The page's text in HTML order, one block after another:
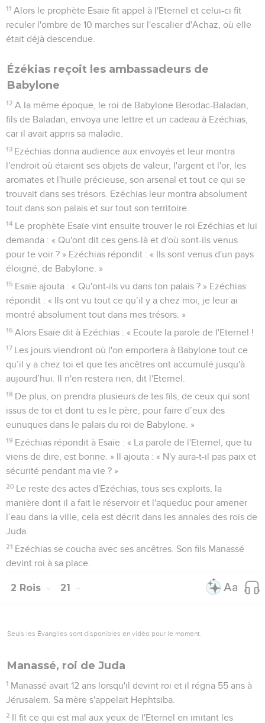
11 Alors le prophète Esaïe fit appel à l'Eternel et celui-ci fit
reculer l'ombre de 10 marches sur l'escalier d'Achaz, où elle
était déjà descendue.
Ézékias reçoit les ambassadeurs de
Babylone
12 A la même époque, le roi de Babylone Berodac-Baladan,
fils de Baladan, envoya une lettre et un cadeau à Ezéchias,
car il avait appris sa maladie.
13 Ezéchias donna audience aux envoyés et leur montra
l'endroit où étaient ses objets de valeur, l'argent et l'or, les
aromates et l'huile précieuse, son arsenal et tout ce qui se
trouvait dans ses trésors. Ezéchias leur montra absolument
tout dans son palais et sur tout son territoire.
14 Le prophète Esaïe vint ensuite trouver le roi Ezéchias et lui
demanda : « Qu'ont dit ces gens-là et d'où sont-ils venus
pour te voir ? » Ezéchias répondit : « Ils sont venus d'un pays
éloigné, de Babylone. »
15 Esaïe ajouta : « Qu'ont-ils vu dans ton palais ? » Ezéchias
répondit : « Ils ont vu tout ce qu’il y a chez moi, je leur ai
montré absolument tout dans mes trésors. »
16 Alors Esaïe dit à Ezéchias : « Ecoute la parole de l'Eternel !
17 Les jours viendront où l'on emportera à Babylone tout ce
qu’il y a chez toi et que tes ancêtres ont accumulé jusqu'à
aujourd’hui. Il n'en restera rien, dit l'Eternel.
18 De plus, on prendra plusieurs de tes fils, de ceux qui sont
issus de toi et dont tu es le père, pour faire d’eux des
eunuques dans le palais du roi de Babylone. »
19 Ezéchias répondit à Esaïe : « La parole de l'Eternel, que tu
viens de dire, est bonne. » Il ajouta : « N'y aura-t-il pas paix et
sécurité pendant ma vie ? »
20 Le reste des actes d'Ezéchias, tous ses exploits, la
manière dont il a fait le réservoir et l'aqueduc pour amener
l’eau dans la ville, cela est décrit dans les annales des rois de
Juda.
21 Ezéchias se coucha avec ses ancêtres. Son fils Manassé
devint roi à sa place.
2 Rois 21
Seuls les Évangiles sont disponibles en vidéo pour le moment.
Manassé, roi de Juda
1 Manassé avait 12 ans lorsqu'il devint roi et il régna 55 ans à
Jérusalem. Sa mère s'appelait Hephtsiba.
2 Il fit ce qui est mal aux yeux de l'Eternel en imitant les